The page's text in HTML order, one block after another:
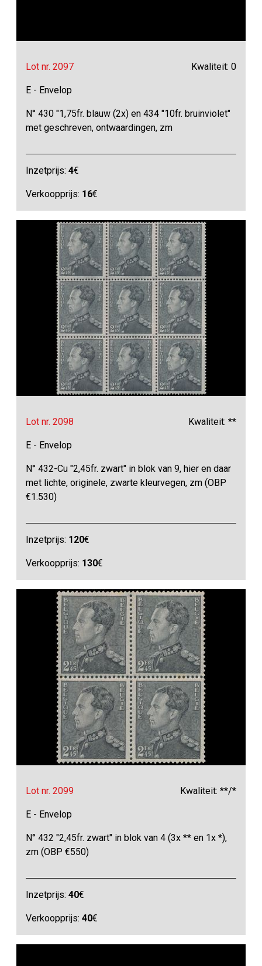
Lot nr. 2097 Kwaliteit: 0
E - Envelop
N° 430 "1,75fr. blauw (2x) en 434 "10fr. bruinviolet"
met geschreven, ontwaardingen, zm
Inzetprijs:4€
Verkoopprijs: 16€
Lot nr. 2098 Kwaliteit: **
E - Envelop
N° 432-Cu "2,45fr. zwart" in blok van 9, hier en daar
met lichte, originele, zwarte kleurvegen, zm (OBP
€1.530)
Inzetprijs: 120€
Verkoopprijs: 130€
Lot nr. 2099 Kwaliteit: **/*
E - Envelop
N° 432 "2,45fr. zwart" in blok van 4 (3x ** en 1x *),
zm (OBP €550)
Inzetprijs:40€
Verkoopprijs:40€